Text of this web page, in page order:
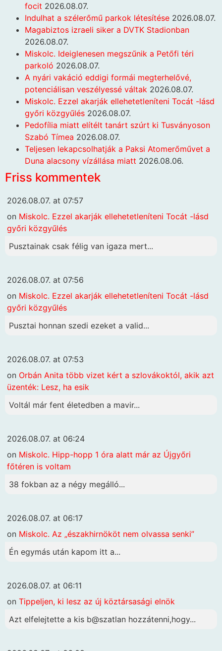
focit 2026.08.07.
Indulhat a szélerőmű parkok létesítése 2026.08.07.
Magabiztos izraeli siker a DVTK Stadionban
2026.08.07.
Miskolc. Ideiglenesen megszűnik a Petőfi téri
parkoló 2026.08.07.
A nyári vakáció eddigi formái megterhelővé,
potenciálisan veszélyessé váltak 2026.08.07.
Miskolc. Ezzel akarják ellehetetleníteni Tocát -lásd
győri közgyűlés 2026.08.07.
Pedofília miatt elítélt tanárt szúrt ki Tusványoson
Szabó Tímea 2026.08.07.
Teljesen lekapcsolhatják a Paksi Atomerőművet a
Duna alacsony vízállása miatt 2026.08.06.
Friss kommentek
2026.08.07. at 07:57
on Miskolc. Ezzel akarják ellehetetleníteni Tocát -lásd
győri közgyűlés
Pusztainak csak félig van igaza mert...
2026.08.07. at 07:56
on Miskolc. Ezzel akarják ellehetetleníteni Tocát -lásd
győri közgyűlés
Pusztai honnan szedi ezeket a valid...
2026.08.07. at 07:53
on Orbán Anita több vizet kért a szlovákoktól, akik azt
üzenték: Lesz, ha esik
Voltál már fent életedben a mavir...
2026.08.07. at 06:24
on Miskolc. Hipp-hopp 1 óra alatt már az Újgyőri
főtéren is voltam
38 fokban az a négy megálló...
2026.08.07. at 06:17
on Miskolc. Az „északhirnököt nem olvassa senki”
Én egymás után kapom itt a...
2026.08.07. at 06:11
on Tippeljen, ki lesz az új köztársasági elnök
Azt elfelejtette a kis b@szatlan hozzátenni,hogy...